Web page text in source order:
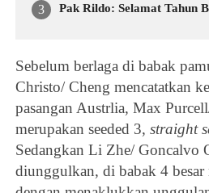
Pak Rildo: Selamat Tahun
Sebelum berlaga di babak
Christo/ Cheng mencatatkan
pasangan Austrlia, Max
merupakan seeded 3,straight
Sedangkan Li Zhe/ Goncalvo
diunggulkan, di babak 4 besar